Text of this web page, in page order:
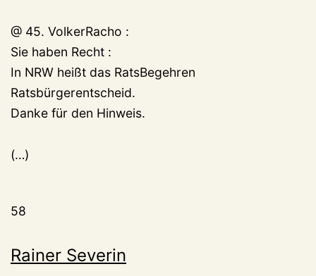
@ 45. VolkerRacho :
Sie haben Recht :
In NRW heißt das RatsBegehren
Ratsbürgerentscheid.
Danke für den Hinweis.
(…)
58
Rainer Severin